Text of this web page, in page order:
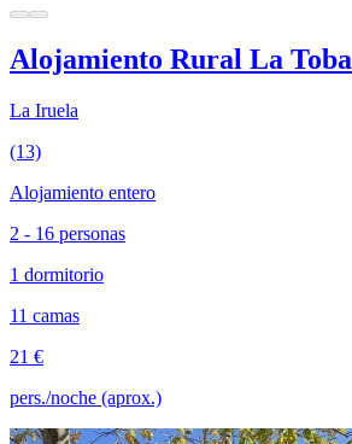
Alojamiento Rural La Toba
La Iruela
(13)
Alojamiento entero
2 - 16 personas
1 dormitorio
11 camas
21 €
pers./noche (aprox.)